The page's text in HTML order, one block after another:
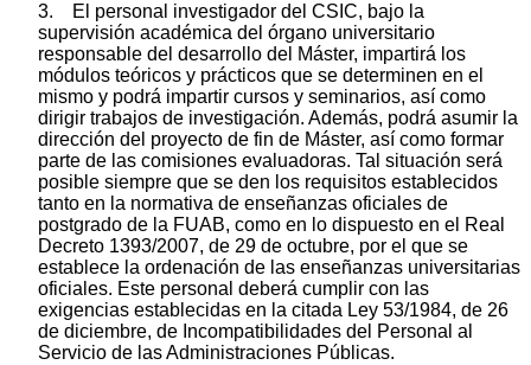
3. El personal investigador del CSIC, bajo la
supervisión académica del órgano universitario
responsable del desarrollo del Máster, impartirá los
módulos teóricos y prácticos que se determinen en el
mismo y podrá impartir cursos y seminarios, así como
dirigir trabajos de investigación. Además, podrá asumir la
dirección del proyecto de fin de Máster, así como formar
parte de las comisiones evaluadoras. Tal situación será
posible siempre que se den los requisitos establecidos
tanto en la normativa de enseñanzas oficiales de
postgrado de la FUAB, como en lo dispuesto en el Real
Decreto 1393/2007, de 29 de octubre, por el que se
establece la ordenación de las enseñanzas universitarias
oficiales. Este personal deberá cumplir con las
exigencias establecidas en la citada Ley 53/1984, de 26
de diciembre, de Incompatibilidades del Personal al
Servicio de las Administraciones Públicas.